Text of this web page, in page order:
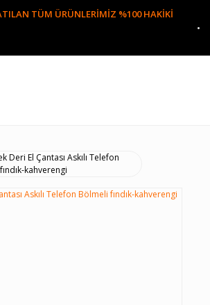
TÜM ÜRÜNLERİMİZ %100 HAKİKİ